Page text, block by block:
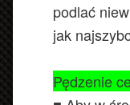
podlać
jak
Pędzenie